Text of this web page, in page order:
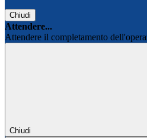
Chiudi
Attendere...
Attendere il completamento
Chiudi